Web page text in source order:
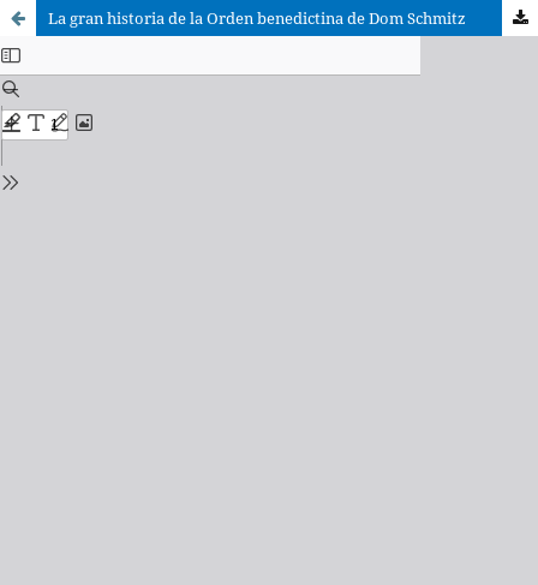
La gran historia de la Orden benedictina de Dom Schmitz